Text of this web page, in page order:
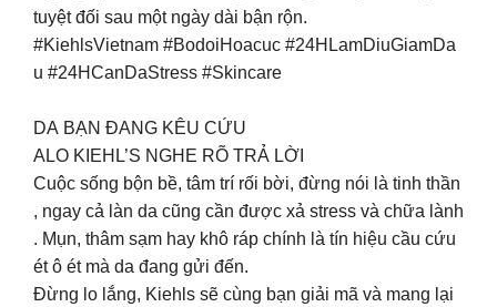
tuyệt đối sau một ngày dài bận rộn.
#KiehlsVietnam #BodoiHoacuc #24HLamDiuGiamDa
u #24HCanDaStress #Skincare
DA BẠN ĐANG KÊU CỨU
ALO KIEHL’S NGHE RÕ TRẢ LỜI
Cuộc sống bộn bề, tâm trí rối bời, đừng nói là tinh thần
, ngay cả làn da cũng cần được xả stress và chữa lành
. Mụn, thâm sạm hay khô ráp chính là tín hiệu cầu cứu
ét ô ét mà da đang gửi đến.
Đừng lo lắng, Kiehls sẽ cùng bạn giải mã và mang lại